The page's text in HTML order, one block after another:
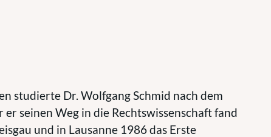
studierte Dr. Wolfgang Schmid nach dem
seinen Weg in die Rechtswissenschaft fand
und in Lausanne 1986 das Erste